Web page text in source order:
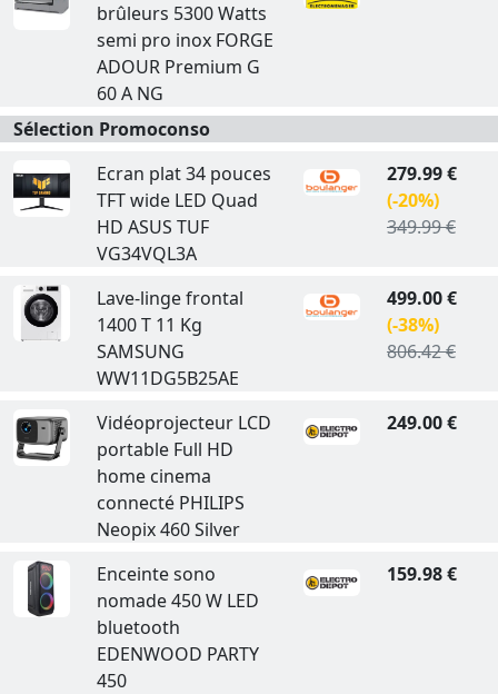
brûleurs 5300 Watts
semi pro inox FORGE
ADOUR Premium G
60 A NG
Sélection Promoconso
Ecran plat 34 pouces
TFT wide LED Quad
HD ASUS TUF
VG34VQL3A
279.99 €
(-20%)
349.99 €
Lave-linge frontal
1400 T 11 Kg
SAMSUNG
WW11DG5B25AE
499.00 €
(-38%)
806.42 €
Vidéoprojecteur LCD
portable Full HD
home cinema
connecté PHILIPS
Neopix 460 Silver
249.00 €
Enceinte sono
nomade 450 W LED
bluetooth
EDENWOOD PARTY
450
159.98 €